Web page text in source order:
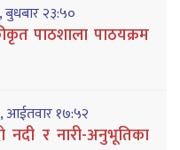
बुधबार २३:५०
पाठशाला पाठयक्रम
आईतवार १७:५२
नदी र नारी-अनुभूतिका